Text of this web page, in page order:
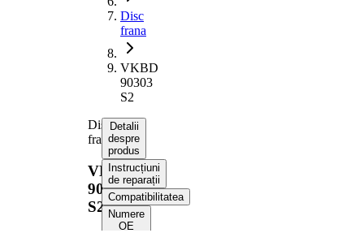
Disc
frana
VKBD
90303
S2
Disc
frana
VKBD
90303
S2
Detalii
despre
produs
Instrucțiuni
de reparații
Compatibilitatea
Numere
OE